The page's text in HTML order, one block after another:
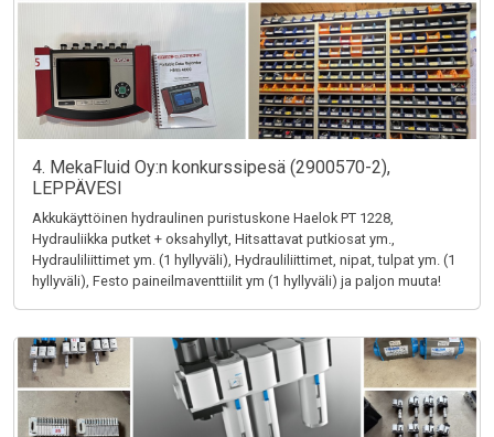
4. MekaFluid Oy:n konkurssipesä (2900570-2),
LEPPÄVESI
Akkukäyttöinen hydraulinen puristuskone Haelok PT 1228,
Hydrauliikka putket + oksahyllyt, Hitsattavat putkiosat ym.,
Hydrauliliittimet ym. (1 hyllyväli), Hydrauliliittimet, nipat, tulpat ym. (1
hyllyväli), Festo paineilmaventtiilit ym (1 hyllyväli) ja paljon muuta!